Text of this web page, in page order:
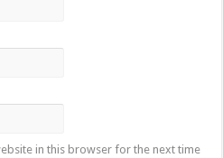
in this browser for the next time